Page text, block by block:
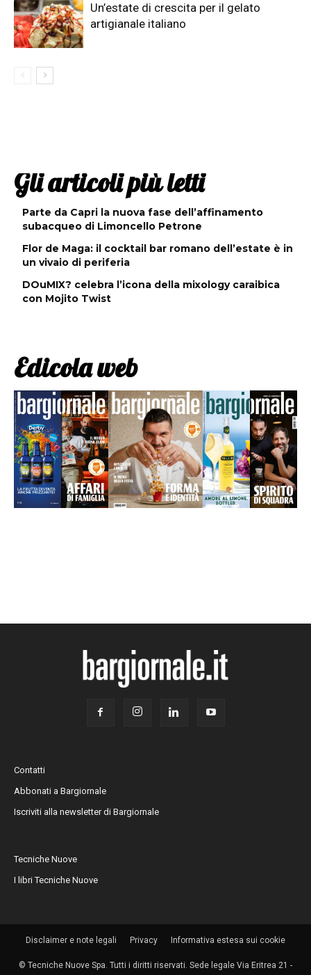
Un’estate di crescita per il gelato
artigianale italiano
Gli articoli più letti
Parte da Capri la nuova fase dell’affinamento
subacqueo di Limoncello Petrone
Flor de Maga: il cocktail bar romano dell’estate è in
un vivaio di periferia
DOuMIX? celebra l’icona della mixology caraibica
con Mojito Twist
Edicola web
Contatti
Abbonati a Bargiornale
Iscriviti alla newsletter di Bargiornale
Tecniche Nuove
I libri Tecniche Nuove
Disclaimer e note legali Privacy Informativa estesa sui cookie
© Tecniche Nuove Spa. Tutti i diritti riservati. Sede legale Via Eritrea 21 -